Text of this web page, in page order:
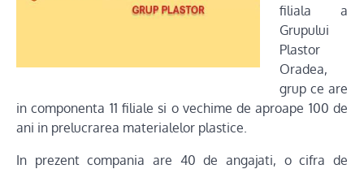
filiala a
Grupului
Plastor
Oradea,
grup ce are
in componenta 11 filiale si o vechime de aproape 100 de
ani in prelucrarea materialelor plastice.
In prezent compania are 40 de angajati, o cifra de